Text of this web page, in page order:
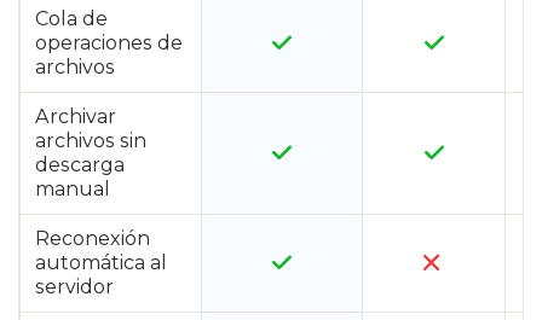
Cola de
operaciones de
archivos
Archivar
archivos sin
descarga
manual
Reconexión
automática al
servidor